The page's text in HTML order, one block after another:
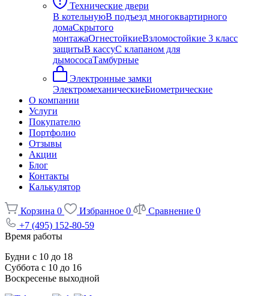
Технические двери
В котельнуюВ подъезд многоквартирного
домаСкрытого
монтажаОгнестойкиеВзломостойкие 3 класс
защитыВ кассуС клапаном для
дымососаТамбурные
Электронные замки
ЭлектромеханическиеБиометрические
О компании
Услуги
Покупателю
Портфолио
Отзывы
Акции
Блог
Контакты
Калькулятор
Корзина 0 Избранное 0 Сравнение 0
+7 (495) 152-80-59
Время работы
Будни с 10 до 18
Суббота с 10 до 16
Воскресенье выходной